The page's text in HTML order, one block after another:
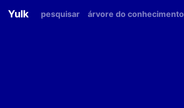
Yulk pesquisar árvore do conhecimento